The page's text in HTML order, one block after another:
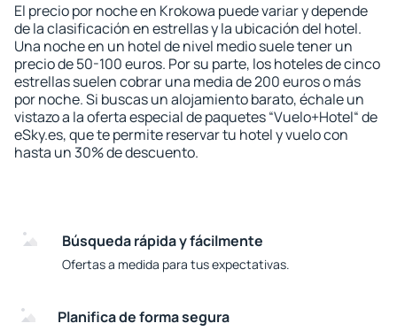
El precio por noche en Krokowa puede variar y depende
de la clasificación en estrellas y la ubicación del hotel.
Una noche en un hotel de nivel medio suele tener un
precio de 50-100 euros. Por su parte, los hoteles de cinco
estrellas suelen cobrar una media de 200 euros o más
por noche. Si buscas un alojamiento barato, échale un
vistazo a la oferta especial de paquetes “Vuelo+Hotel“ de
eSky.es, que te permite reservar tu hotel y vuelo con
hasta un 30% de descuento.
Búsqueda rápida y fácilmente
Ofertas a medida para tus expectativas.
Planifica de forma segura